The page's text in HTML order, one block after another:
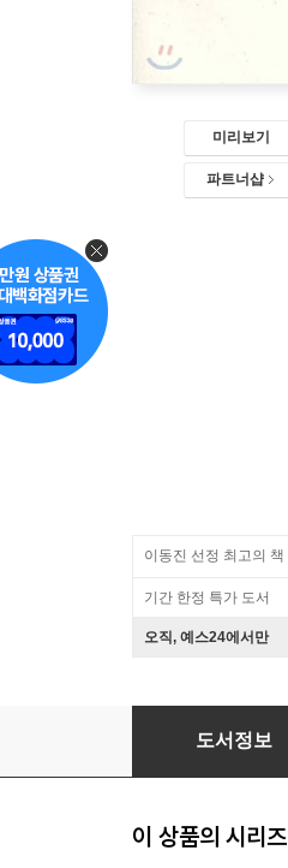
미리보기
파트너샵
이동진 선정 최고의 책
기간 한정 특가 도서
오직, 예스24에서만
한국 속의 세계 (상)
도서정보
이 상품의 시리즈